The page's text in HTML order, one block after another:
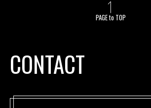
PAGE to TOP
CONTACT